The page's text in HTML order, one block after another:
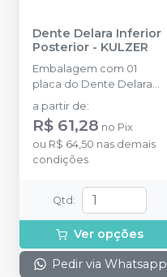
Dente Delara Inferior
Posterior - KULZER
Embalagem com 01
placa do Dente Delara
Kulzer.
a partir de:
R$ 61,28 no Pix
ou R$ 64,50 nas demais
condições
Qtd :
Ver opções
Pedir via Whatsapp